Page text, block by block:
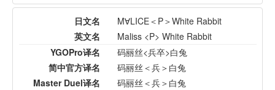
日文名
M∀LICE＜P＞White Rabbit
英文名
Maliss <P> White Rabbit
YGOPro译名
码丽丝<兵卒>白兔
简中官方译名
码丽丝＜兵＞白兔
Master Duel译名
码丽丝＜兵＞白兔